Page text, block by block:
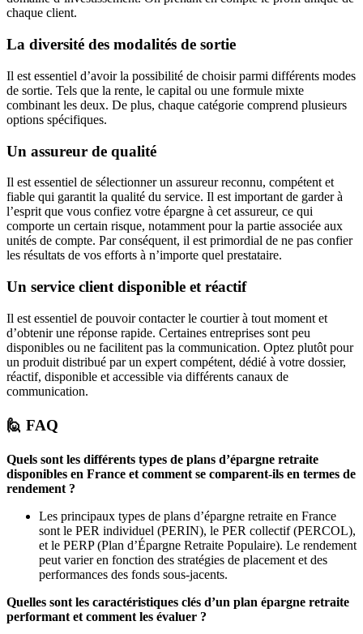
chaque client.
La diversité des modalités de sortie
Il est essentiel d’avoir la possibilité de choisir parmi différents modes
de sortie. Tels que la rente, le capital ou une formule mixte
combinant les deux. De plus, chaque catégorie comprend plusieurs
options spécifiques.
Un assureur de qualité
Il est essentiel de sélectionner un assureur reconnu, compétent et
fiable qui garantit la qualité du service. Il est important de garder à
l’esprit que vous confiez votre épargne à cet assureur, ce qui
comporte un certain risque, notamment pour la partie associée aux
unités de compte. Par conséquent, il est primordial de ne pas confier
les résultats de vos efforts à n’importe quel prestataire.
Un service client disponible et réactif
Il est essentiel de pouvoir contacter le courtier à tout moment et
d’obtenir une réponse rapide. Certaines entreprises sont peu
disponibles ou ne facilitent pas la communication. Optez plutôt pour
un produit distribué par un expert compétent, dédié à votre dossier,
réactif, disponible et accessible via différents canaux de
communication.
🙋 FAQ
Quels sont les différents types de plans d’épargne retraite
disponibles en France et comment se comparent-ils en termes de
rendement ?
Les principaux types de plans d’épargne retraite en France
sont le PER individuel (PERIN), le PER collectif (PERCOL),
et le PERP (Plan d’Épargne Retraite Populaire). Le rendement
peut varier en fonction des stratégies de placement et des
performances des fonds sous-jacents.
Quelles sont les caractéristiques clés d’un plan épargne retraite
performant et comment les évaluer ?